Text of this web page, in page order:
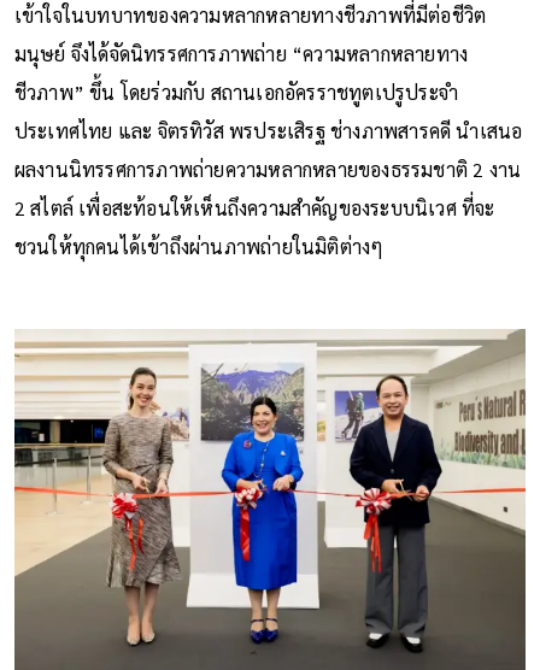
เข้าใจในบทบาทของความหลากหลายทางชีวภาพที่มีต่อชีวิต
มนุษย์ จึงได้จัดนิทรรศการภาพถ่าย “ความหลากหลายทาง
ชีวภาพ” ขึ้น โดยร่วมกับ สถานเอกอัครราชทูตเปรูประจำ
ประเทศไทย และ จิตรทิวัส พรประเสิรฐ ช่างภาพสารคดี นำเสนอ
ผลงานนิทรรศการภาพถ่ายความหลากหลายของธรรมชาติ 2 งาน
2 สไตล์ เพื่อสะท้อนให้เห็นถึงความสำคัญของระบบนิเวศ ที่จะ
ชวนให้ทุกคนได้เข้าถึงผ่านภาพถ่ายในมิติต่างๆ